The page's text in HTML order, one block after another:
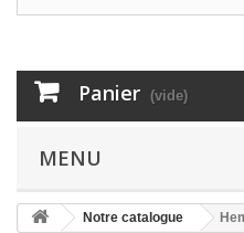
Panier (vide)
MENU
Notre catalogue